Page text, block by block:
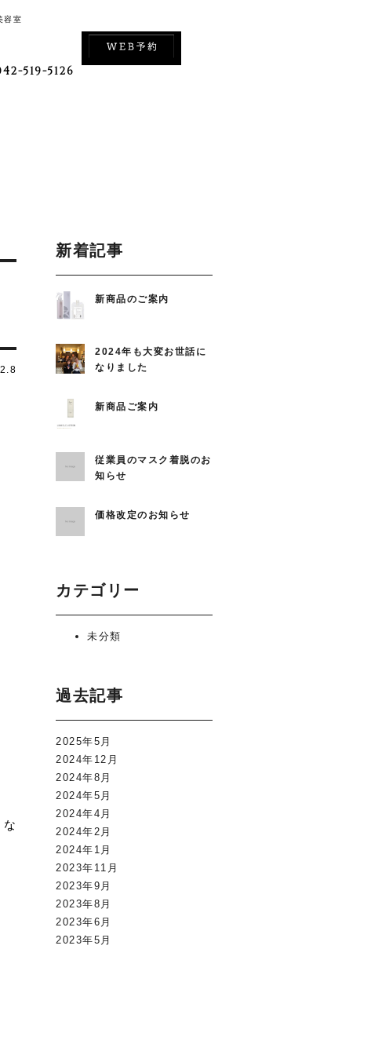
容室
519-5126
新着記事
新商品のご案内
2024年も大変お世話に
なりました
新商品ご案内
従業員のマスク着脱のお
知らせ
価格改定のお知らせ
カテゴリー
未分類
過去記事
2025年5月
2024年12月
2024年8月
2024年5月
2024年4月
2024年2月
2024年1月
2023年11月
2023年9月
2023年8月
2023年6月
2023年5月